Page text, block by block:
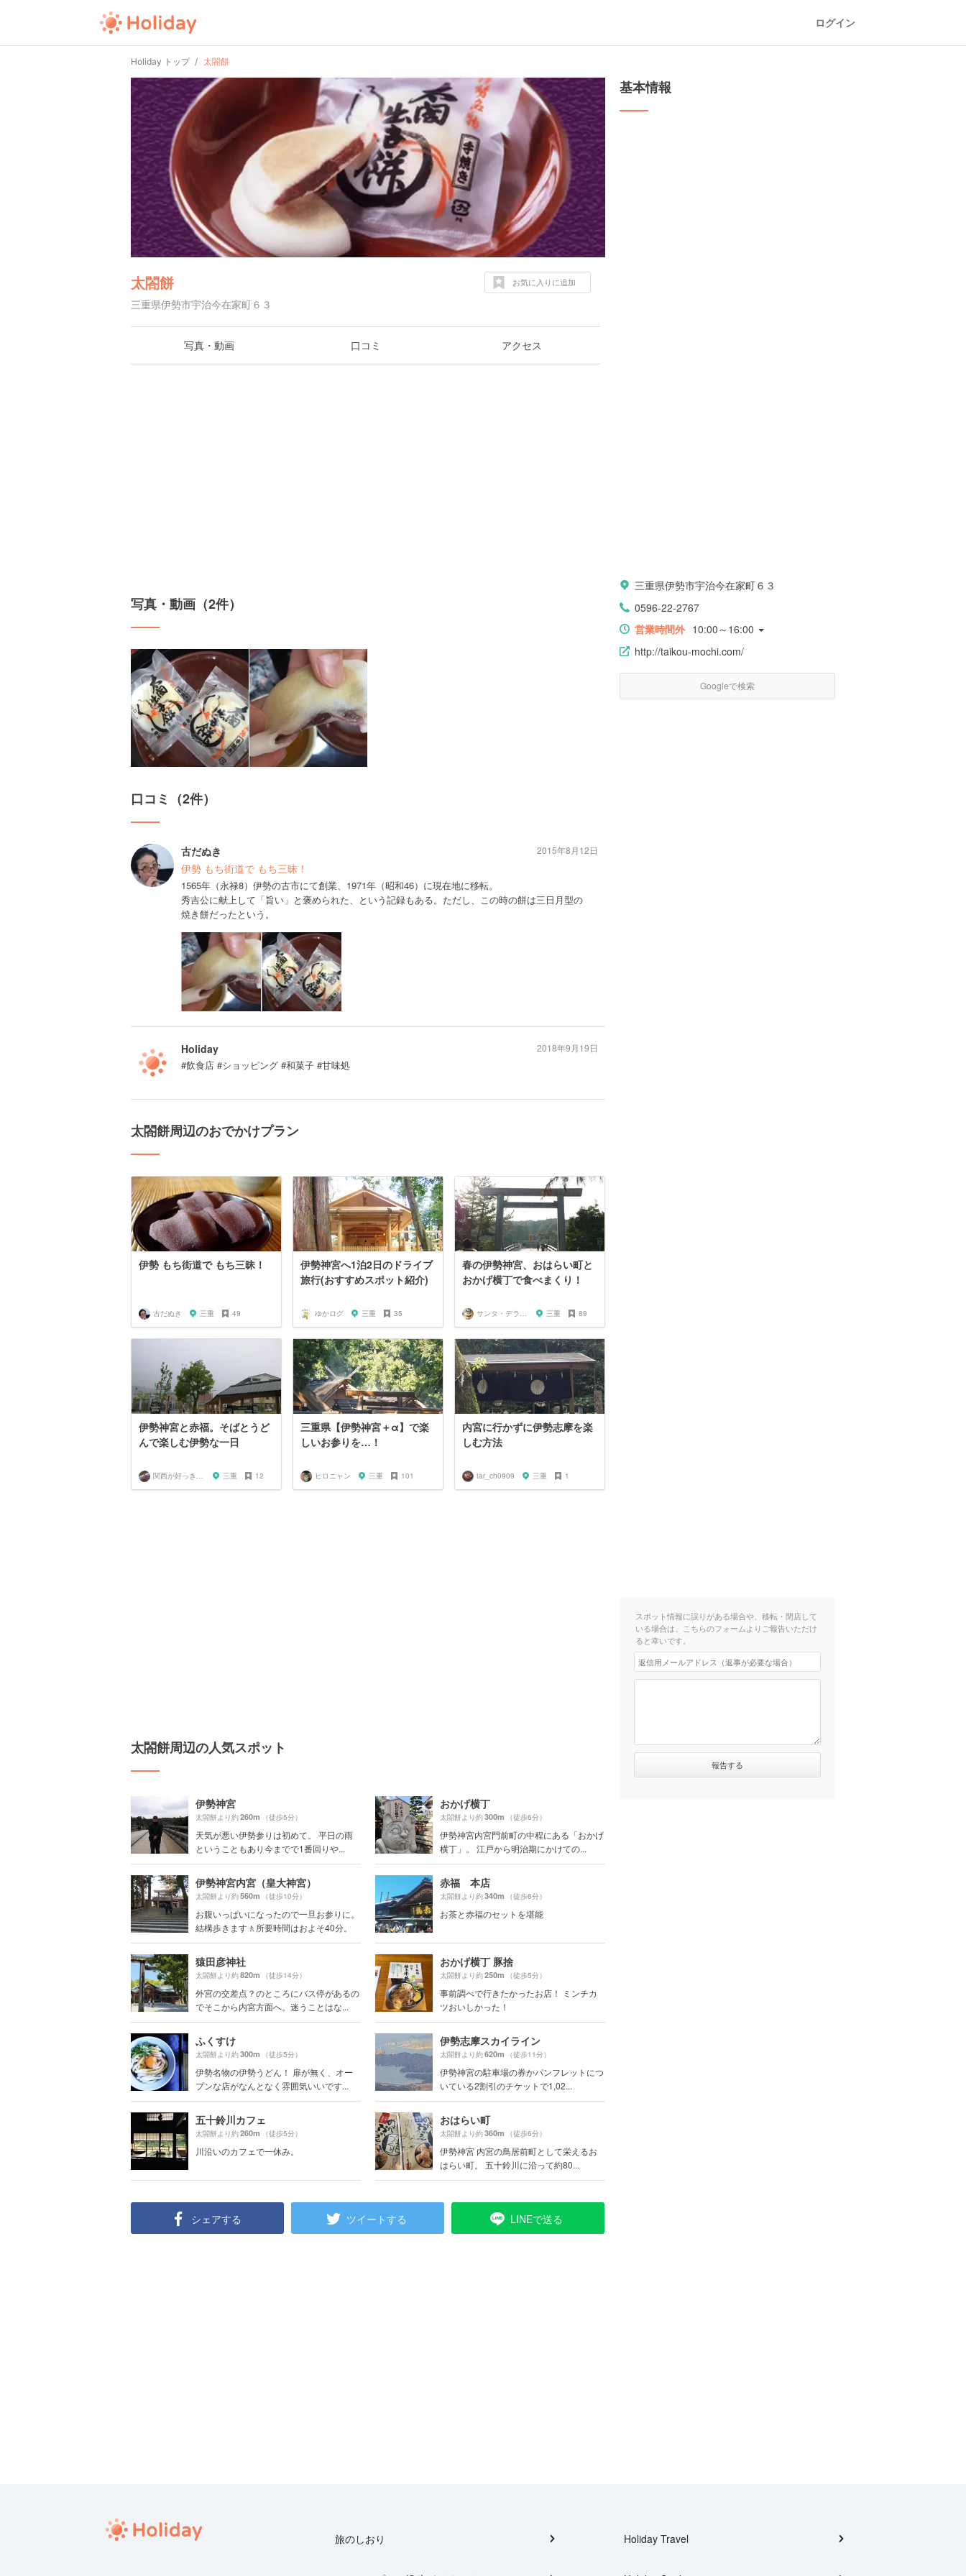
ログイン
Holiday トップ 太閤餅
太閤餅
三重県伊勢市宇治今在家町６３
お気に入りに追加
写真・動画 口コミ アクセス
写真・動画（2件）
口コミ（2件）
古だぬき
伊勢 もち街道で もち三昧！
1565年（永禄8）伊勢の古市にて創業、1971年（昭和46）に現在地に移転。
秀吉公に献上して「旨い」と褒められた、という記録もある。ただし、この時の餅は三日月型の
焼き餅だったという。
2015年8月12日
Holiday
#飲食店 #ショッピング #和菓子 #甘味処
2018年9月19日
太閤餅周辺のおでかけプラン
伊勢 もち街道で もち三昧！
古だぬき 三重 49
伊勢神宮へ1泊2日のドライブ
旅行(おすすめスポット紹介)
ゆかログ 三重 35
春の伊勢神宮、おはらい町と
おかげ横丁で食べまくり！
サンタ・デラックス 三重 89
伊勢神宮と赤福。そばとうど
んで楽しむ伊勢な一日
関西が好っきゃねん 三重 12
三重県【伊勢神宮＋α】で楽
しいお参りを…！
ヒロニャン 三重 101
内宮に行かずに伊勢志摩を楽
しむ方法
tar_ch0909 三重 1
太閤餅周辺の人気スポット
伊勢神宮
太閤餅より約260m （徒歩5分）
天気が悪い伊勢参りは初めて。 平日の雨
ということもあり今までで1番回りや...
おかげ横丁
太閤餅より約300m （徒歩6分）
伊勢神宮内宮門前町の中程にある「おかげ
横丁」。 江戸から明治期にかけての...
伊勢神宮内宮（皇大神宮）
太閤餅より約560m （徒歩10分）
お腹いっぱいになったので一旦お参りに。
結構歩きます🚶所要時間はおよそ40分。
赤福 本店
太閤餅より約340m （徒歩6分）
お茶と赤福のセットを堪能
猿田彦神社
太閤餅より約820m （徒歩14分）
外宮の交差点？のところにバス停があるの
でそこから内宮方面へ。迷うことはな...
おかげ横丁 豚捨
太閤餅より約250m （徒歩5分）
事前調べで行きたかったお店！ ミンチカ
ツおいしかった！
ふくすけ
太閤餅より約300m （徒歩5分）
伊勢名物の伊勢うどん！ 扉が無く、オー
プンな店がなんとなく雰囲気いいです...
伊勢志摩スカイライン
太閤餅より約620m （徒歩11分）
伊勢神宮の駐車場の券かパンフレットにつ
いている2割引のチケットで1,02...
五十鈴川カフェ
太閤餅より約260m （徒歩5分）
川沿いのカフェで一休み。
おはらい町
太閤餅より約360m （徒歩6分）
伊勢神宮 内宮の鳥居前町として栄えるお
はらい町。 五十鈴川に沿って約80...
シェアする ツイートする LINEで送る
基本情報
三重県伊勢市宇治今在家町６３
0596-22-2767
営業時間外 10:00～16:00
http://taikou-mochi.com/
Googleで検索
スポット情報に誤りがある場合や、移転・閉店して
いる場合は、こちらのフォームよりご報告いただけ
ると幸いです。
旅のしおり Holiday Travel